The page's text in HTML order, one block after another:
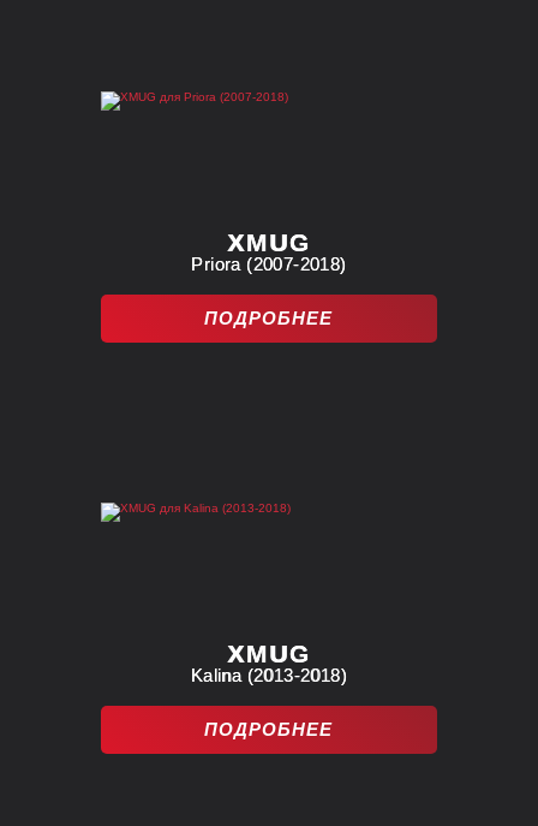
XMUG
Priora (2007-2018)
ПОДРОБНЕЕ
XMUG
Kalina (2013-2018)
ПОДРОБНЕЕ